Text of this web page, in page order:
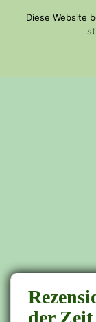
der
Diese Website